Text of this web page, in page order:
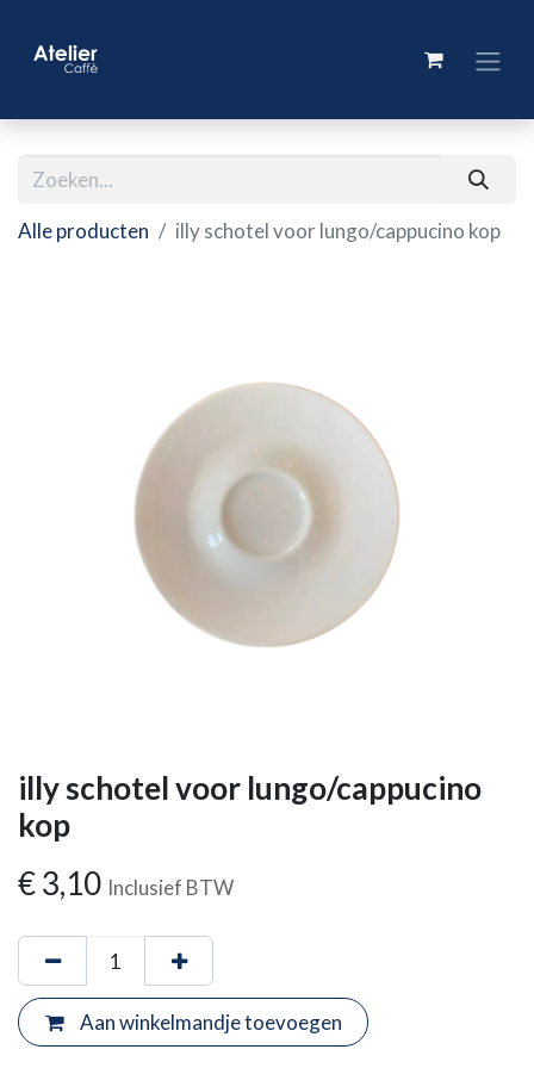
Alle producten illy schotel voor lungo/cappucino kop
illy schotel voor lungo/cappucino
kop
€3,10 Inclusief BTW
Aan winkelmandje toevoegen